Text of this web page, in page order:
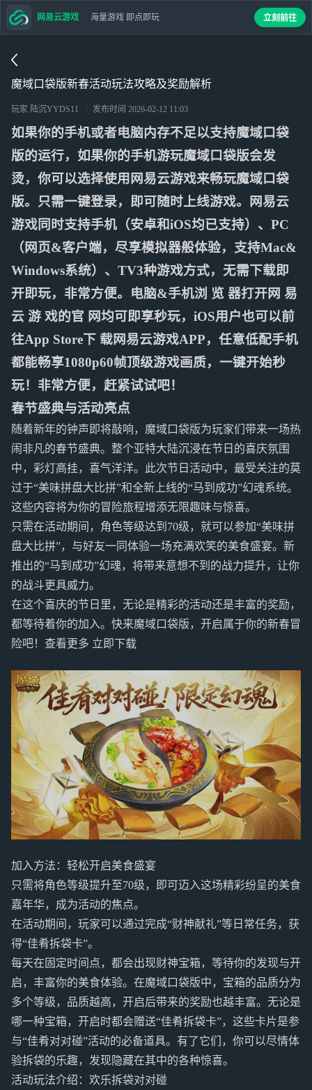
魔域口袋版新春活动玩法攻略及奖励解析
玩家 陆沉YYDS11 发布时间 2026-02-12 11:03
如果你的手机或者电脑内存不足以支持魔域口袋
版的运行，如果你的手机游玩魔域口袋版会发
烫，你可以选择使用网易云游戏来畅玩魔域口袋
版。只需一键登录，即可随时上线游戏。网易云
游戏同时支持手机（安卓和iOS均已支持）、PC
（网页&客户端，尽享模拟器般体验，支持Mac&
Windows系统）、TV3种游戏方式，无需下载即
开即玩，非常方便。电脑&手机浏 览 器打开网 易
云 游 戏的官 网均可即享秒玩，iOS用户也可以前
往App Store下 载网易云游戏APP，任意低配手机
都能畅享1080p60帧顶级游戏画质，一键开始秒
玩！非常方便，赶紧试试吧！
春节盛典与活动亮点
随着新年的钟声即将敲响，魔域口袋版为玩家们带来一场热
闹非凡的春节盛典。整个亚特大陆沉浸在节日的喜庆氛围
中，彩灯高挂，喜气洋洋。此次节日活动中，最受关注的莫
过于“美味拼盘大比拼”和全新上线的“马到成功”幻魂系统。
这些内容将为你的冒险旅程增添无限趣味与惊喜。
只需在活动期间，角色等级达到70级，就可以参加“美味拼
盘大比拼”，与好友一同体验一场充满欢笑的美食盛宴。新
推出的“马到成功”幻魂，将带来意想不到的战力提升，让你
的战斗更具威力。
在这个喜庆的节日里，无论是精彩的活动还是丰富的奖励，
都等待着你的加入。快来魔域口袋版，开启属于你的新春冒
险吧！查看更多 立即下载
加入方法：轻松开启美食盛宴
只需将角色等级提升至70级，即可迈入这场精彩纷呈的美食
嘉年华，成为活动的焦点。
在活动期间，玩家可以通过完成“财神献礼”等日常任务，获
得“佳肴拆袋卡”。
每天在固定时间点，都会出现财神宝箱，等待你的发现与开
启，丰富你的美食体验。在魔域口袋版中，宝箱的品质分为
多个等级，品质越高，开启后带来的奖励也越丰富。无论是
哪一种宝箱，开启时都会赠送“佳肴拆袋卡”，这些卡片是参
与“佳肴对对碰”活动的必备道具。有了它们，你可以尽情体
验拆袋的乐趣，发现隐藏在其中的各种惊喜。
活动玩法介绍：欢乐拆袋对对碰
网易云游戏 海量游戏 即点即玩 立刻前往